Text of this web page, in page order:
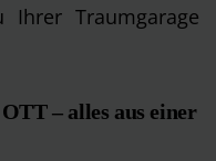
Ihrer Traumgarage
– alles aus einer